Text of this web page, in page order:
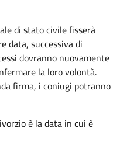
di stato civile fisserà
data, successiva di
dovranno nuovamente
la loro volontà.
firma, i coniugi potranno
è la data in cui è